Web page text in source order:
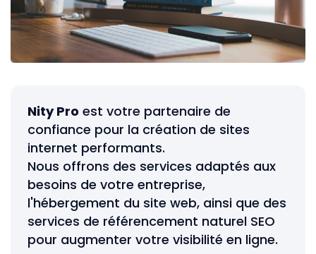
Nity Pro est votre partenaire de
confiance pour la création de sites
internet performants.
Nous offrons des services adaptés aux
besoins de votre entreprise,
l'hébergement du site web, ainsi que des
services de référencement naturel SEO
pour augmenter votre visibilité en ligne.